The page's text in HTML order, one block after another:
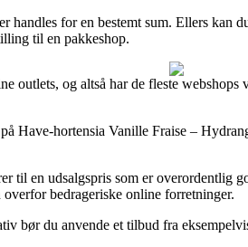
for en bestemt sum. Ellers kan
til en pakkeshop.
outlets, og altså har de fleste
Have-hortensia Vanille Fraise –
til en udsalgspris som er
bedrageriske online forretninger.
bør du anvende et tilbud fra